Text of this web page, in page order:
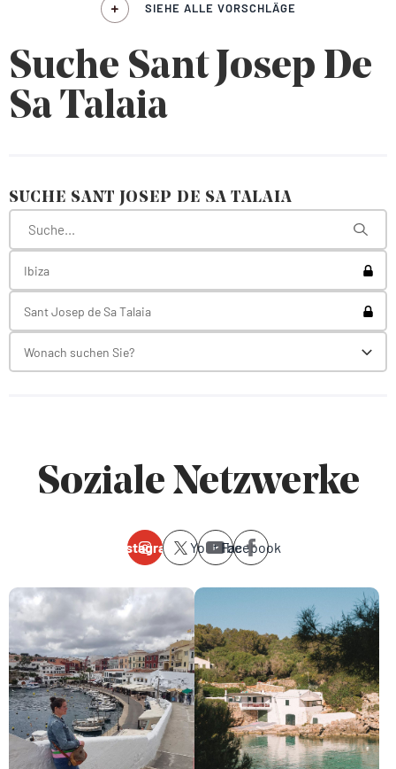
SIEHE ALLE VORSCHLÄGE
Suche Sant Josep De
Sa Talaia
SUCHE SANT JOSEP DE SA TALAIA
Ibiza
Sant Josep de Sa Talaia
Wonach suchen Sie?
Soziale Netzwerke
Instagram YoutubeFacebook